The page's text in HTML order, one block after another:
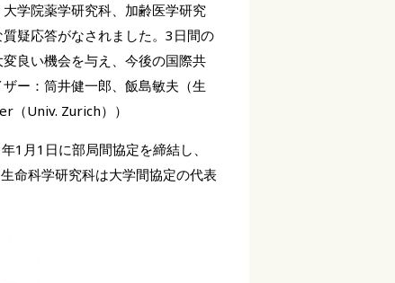
学院薬学研究科、加齢医学研究
疑応答がなされました。3日間の
良い機会を与え、今後の国際共
ー：筒井健一郎、飯島敏夫（生
Univ. Zurich））
月1日に部局間協定を締結し、
命科学研究科は大学間協定の代表